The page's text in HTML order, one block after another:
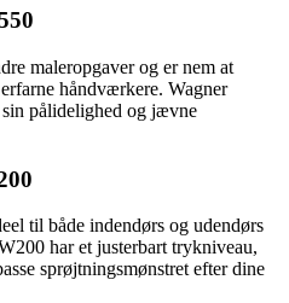
maleropgaver og er nem at
håndværkere. Wagner
pålidelighed og jævne
til både indendørs og udendørs
har et justerbart trykniveau,
sprøjtningsmønstret efter dine